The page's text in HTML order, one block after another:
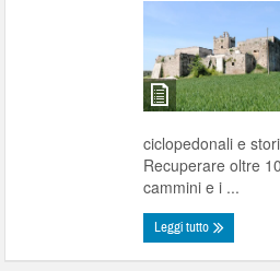
ciclopedonali e
Recuperare oltre
cammini e i ...
Leggi tutto